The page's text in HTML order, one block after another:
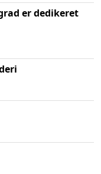
er dedikeret